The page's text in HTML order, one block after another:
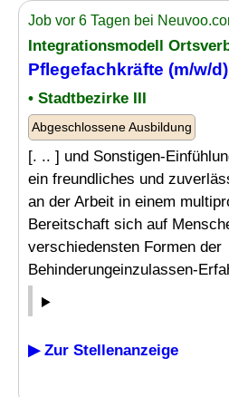
Job vor 6 Tagen bei
Integrationsmodell
Pflegefachkräfte (m/w/d)
• Stadtbezirke III
Abgeschlossene Ausbildung
[. .. ] und Sonstigen-
ein freundliches und
an der Arbeit in einem
Bereitschaft sich auf
verschiedensten Formen der
Behinderungeinzulassen-
▶ Zur Stellenanzeige